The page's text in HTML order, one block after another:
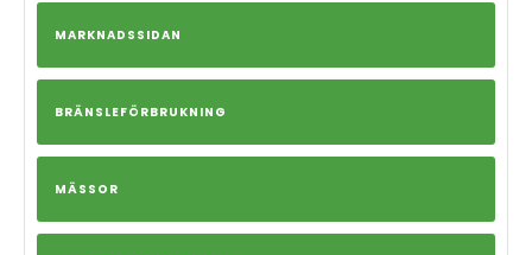
MARKNADSSIDAN
BRÄNSLEFÖRBRUKNING
MÄSSOR